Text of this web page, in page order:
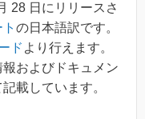
28 日にリリースさ
の日本語訳です。
ド より行えます。
およびドキュメン
載しています。